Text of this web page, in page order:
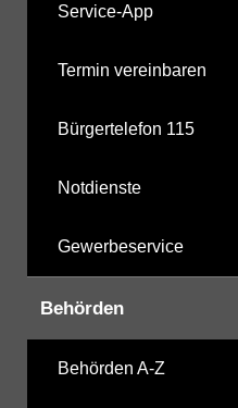
Service-App
Termin vereinbaren
Bürgertelefon 115
Notdienste
Gewerbeservice
Behörden
Behörden A-Z